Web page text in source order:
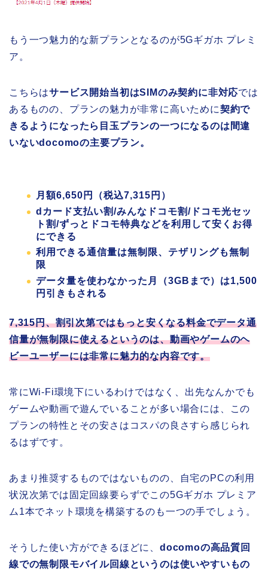
もう一つ魅力的な新プランとなるのが5Gギガホ プレミ
ア。
こちらはサービス開始当初はSIMのみ契約に非対応では
あるものの、プランの魅力が非常に高いために契約で
きるようになったら目玉プランの一つになるのは間違
いないdocomoの主要プラン。
月額6,650円（税込7,315円）
dカード支払い割/みんなドコモ割/ドコモ光セッ
ト割/ずっとドコモ特典などを利用して安くお得
にできる
利用できる通信量は無制限、テザリングも無制
限
データ量を使わなかった月（3GBまで）は1,500
円引きもされる
7,315円、割引次第ではもっと安くなる料金でデータ通
信量が無制限に使えるというのは、動画やゲームのヘ
ビーユーザーには非常に魅力的な内容です。
常にWi-Fi環境下にいるわけではなく、出先なんかでも
ゲームや動画で遊んでいることが多い場合には、この
プランの特性とその安さはコスパの良さすら感じられ
るはずです。
あまり推奨するものではないものの、自宅のPCの利用
状況次第では固定回線要らずでこの5Gギガホ プレミア
ム1本でネット環境を構築するのも一つの手でしょう。
そうした使い方ができるほどに、 docomoの高品質回
線での無制限モバイル回線というのは使いやすいもの